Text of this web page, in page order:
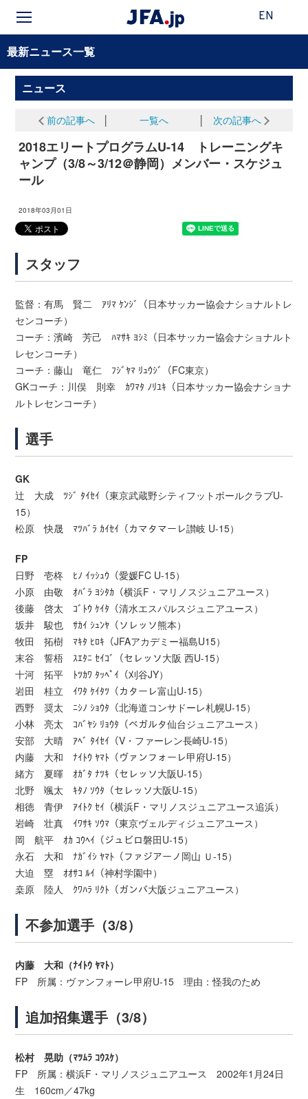
EN
最新ニュース一覧
ニュース
前の記事へ 一覧へ 次の記事へ
2018エリートプログラムU-14 トレーニングキ
ャンプ（3/8～3/12＠静岡）メンバー・スケジュ
ール
2018年03月01日
スタッフ
監督：有馬 賢二 ｱﾘﾏ ｹﾝｼﾞ（日本サッカー協会ナショナルトレ
センコーチ）
コーチ：濱崎 芳己 ﾊﾏｻｷ ﾖｼﾐ（日本サッカー協会ナショナルト
レセンコーチ）
コーチ：藤山 竜仁 ﾌｼﾞﾔﾏ ﾘｭｳｼﾞ（FC東京）
GKコーチ：川俣 則幸 ｶﾜﾏﾀ ﾉﾘﾕｷ（日本サッカー協会ナショナ
ルトレセンコーチ）
選手
GK
辻 大成 ﾂｼﾞ ﾀｲｾｲ（東京武蔵野シティフットボールクラブU-
15）
松原 快晟 ﾏﾂﾊﾞﾗ ｶｲｾｲ（カマタマーレ讃岐 U-15）
FP
日野 壱柊 ﾋﾉ ｲｯｼｭｳ（愛媛FC U-15）
小原 由敬 ｵﾊﾞﾗ ﾖｼﾀｶ（横浜F・マリノスジュニアユース）
後藤 啓太 ｺﾞﾄｳ ｹｲﾀ（清水エスパルスジュニアユース）
坂井 駿也 ｻｶｲ ｼｭﾝﾔ（ソレッソ熊本）
牧田 拓樹 ﾏｷﾀ ﾋﾛｷ（JFAアカデミー福島U15）
末谷 誓梧 ｽｴﾀﾆ ｾｲｺﾞ（セレッソ大阪 西U-15）
十河 拓平 ﾄﾂｶﾜ ﾀｯﾍﾟｲ（刈谷JY）
岩田 桂立 ｲﾜﾀ ｹｲﾀﾂ（カターレ富山U-15）
西野 奨太 ﾆｼﾉ ｼｮｳﾀ（北海道コンサドーレ札幌U-15）
小林 亮太 ｺﾊﾞﾔｼ ﾘｮｳﾀ（ベガルタ仙台ジュニアユース）
安部 大晴 ｱﾍﾞ ﾀｲｾｲ（V・ファーレン長崎U-15）
内藤 大和 ﾅｲﾄｳ ﾔﾏﾄ（ヴァンフォーレ甲府U-15）
緒方 夏暉 ｵｶﾞﾀ ﾅﾂｷ（セレッソ大阪U-15）
北野 颯太 ｷﾀﾉ ｿｳﾀ（セレッソ大阪U-15）
相徳 青伊 ｱｲﾄｸ ｾｲ（横浜F・マリノスジュニアユース追浜）
岩崎 壮真 ｲﾜｻｷ ｿｳﾏ（東京ヴェルディジュニアユース）
岡 航平 ｵｶ ｺｳﾍｲ（ジュビロ磐田U-15）
永石 大和 ﾅｶﾞｲｼ ﾔﾏﾄ（ファジアーノ岡山 Ｕ-15）
大迫 塁 ｵｵｻｺ ﾙｲ（神村学園中）
桒原 陸人 ｸﾜﾊﾗ ﾘｸﾄ（ガンバ大阪ジュニアユース）
不参加選手（3/8）
内藤 大和（ﾅｲﾄｳ ﾔﾏﾄ）
FP 所属：ヴァンフォーレ甲府U-15 理由：怪我のため
追加招集選手（3/8）
松村 晃助（ﾏﾂﾑﾗ ｺｳｽｹ）
FP 所属：横浜F・マリノスジュニアユース 2002年1月24日
生 160cm／47kg